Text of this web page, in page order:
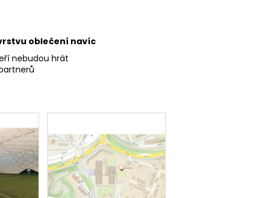
oblečení navíc
nebudou hrát